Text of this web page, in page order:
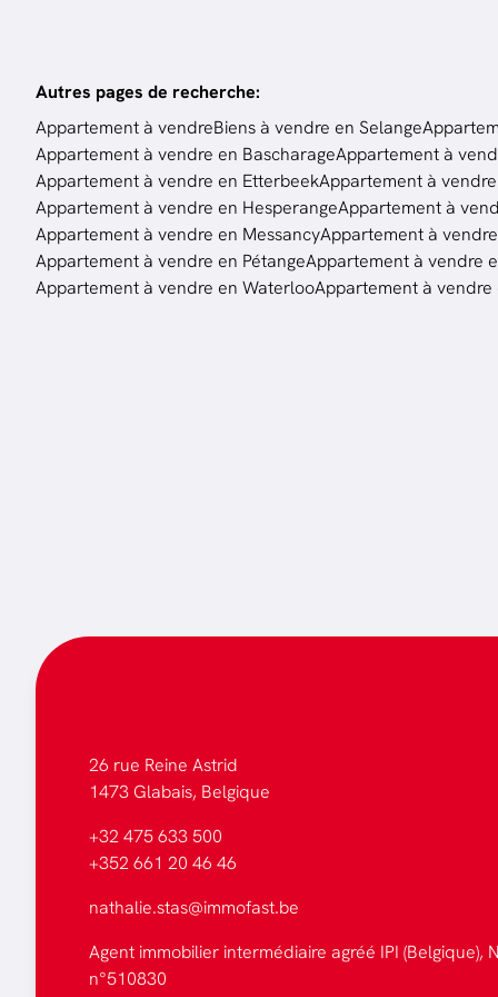
Autres pages de recherche:
Appartement à vendreBiens à vendre en Selange
Appartement à vendre en BascharageAppartement à
Appartement à vendre en EtterbeekAppartement à
Appartement à vendre en HesperangeAppartement à
Appartement à vendre en MessancyAppartement à
Appartement à vendre en PétangeAppartement à vendre
Appartement à vendre en WaterlooAppartement à vendre
26 rue Reine Astrid
1473 Glabais, Belgique
+32 475 633 500
+352 661 20 46 46
nathalie.stas@immofast.be
Agent immobilier intermédiaire agréé IPI (Belgique),
n°510830